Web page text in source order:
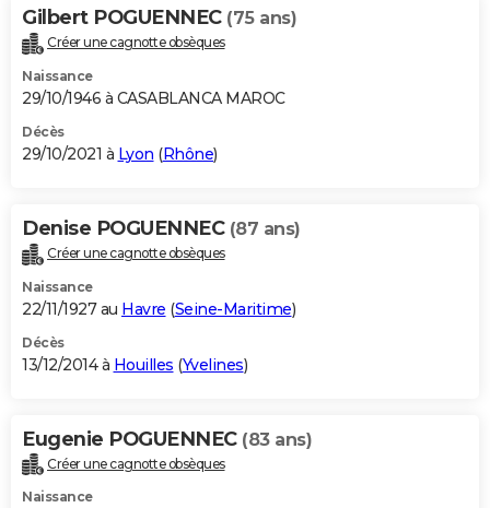
Bricolage
Lifestyle
Culture
Sport
Auto
Television
Voyage
Cinema
Gilbert POGUENNEC (75 ans)
Créer une cagnotte obsèques
Naissance
29/10/1946 à CASABLANCA MAROC
Décès
29/10/2021 à Lyon (Rhône)
Denise POGUENNEC (87 ans)
Créer une cagnotte obsèques
Naissance
22/11/1927 au Havre (Seine-Maritime)
Décès
13/12/2014 à Houilles (Yvelines)
Eugenie POGUENNEC (83 ans)
Créer une cagnotte obsèques
Naissance